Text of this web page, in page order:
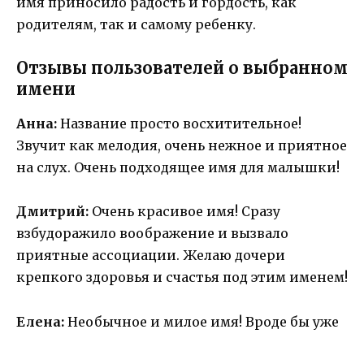
родителям, так и самому ребенку.
Отзывы пользователей о выбранном
имени
Анна: Название просто восхитительное!
Звучит как мелодия, очень нежное и приятное
на слух. Очень подходящее имя для малышки!
Дмитрий: Очень красивое имя! Сразу
взбудоражило воображение и вызвало
приятные ассоциации. Желаю дочери
крепкого здоровья и счастья под этим именем!
Елена: Необычное и милое имя! Вроде бы уже